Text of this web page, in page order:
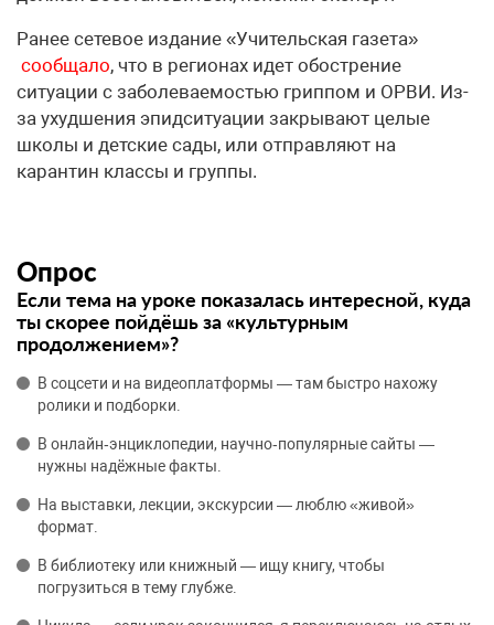
Ранее сетевое издание «Учительская газета»
сообщало, что в регионах идет обострение
ситуации с заболеваемостью гриппом и ОРВИ. Из-
за ухудшения эпидситуации закрывают целые
школы и детские сады, или отправляют на
карантин классы и группы.
Опрос
Если тема на уроке показалась интересной, куда
ты скорее пойдёшь за «культурным
продолжением»?
В соцсети и на видеоплатформы — там быстро нахожу
ролики и подборки.
В онлайн‑энциклопедии, научно‑популярные сайты —
нужны надёжные факты.
На выставки, лекции, экскурсии — люблю «живой»
формат.
В библиотеку или книжный — ищу книгу, чтобы
погрузиться в тему глубже.